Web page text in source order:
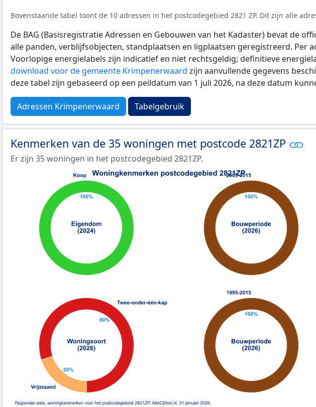
Bovenstaande tabel toont de 10 adressen in het postcodegebied 2821 ZP. Dit zijn alle
De BAG (Basisregistratie Adressen en Gebouwen van het Kadaster) bevat de
alle panden, verblijfsobjecten, standplaatsen en ligplaatsen geregistreerd.
Voorlopige energielabels zijn indicatief en niet rechtsgeldig; definitieve
download voor de gemeente Krimpenerwaard zijn aanvullende gegevens
deze tabel zijn gebaseerd op een peildatum van 1 juli 2026, na deze datum
Adressen Krimpenerwaard Tabelgebruik
Kenmerken van de 35 woningen met postcode 2821ZP
Er zijn 35 woningen in het postcodegebied 2821ZP.